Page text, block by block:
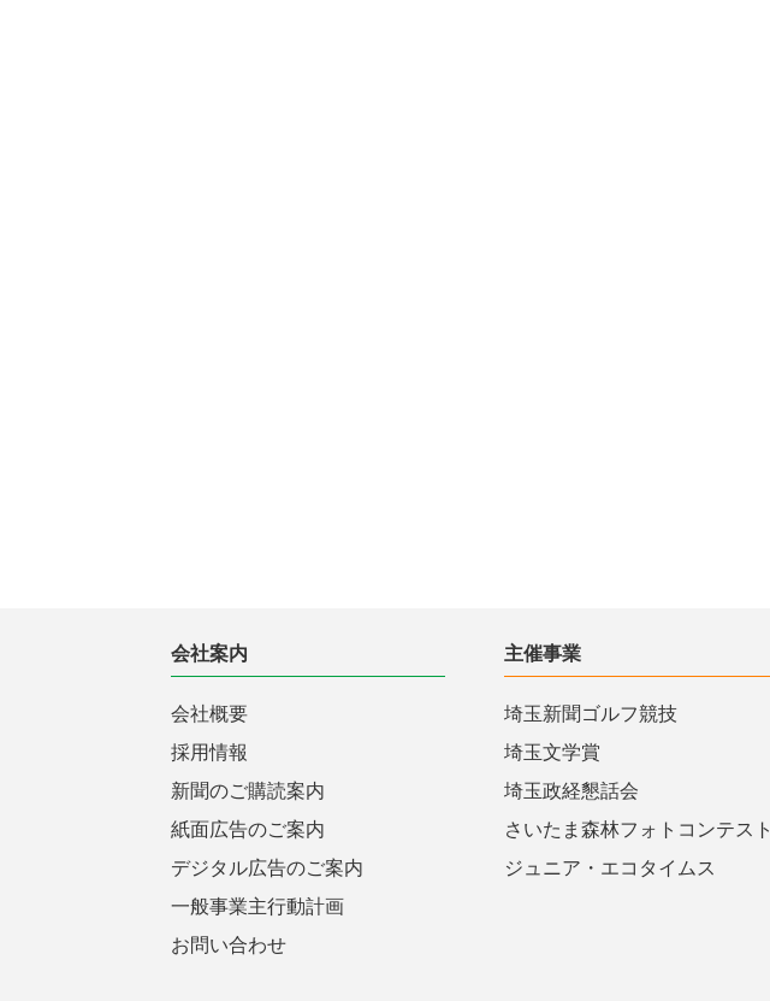
会社案内
会社概要
採用情報
新聞のご購読案内
紙面広告のご案内
デジタル広告のご案内
一般事業主行動計画
お問い合わせ
主催事業
埼玉新聞ゴルフ競技
埼玉文学賞
埼玉政経懇話会
さいたま森林フォトコンテスト
ジュニア・エコタイムス